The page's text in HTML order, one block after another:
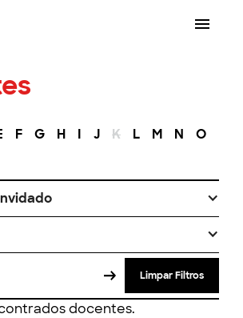
F G H I J K L M N O
Limpar Filtros
docentes.